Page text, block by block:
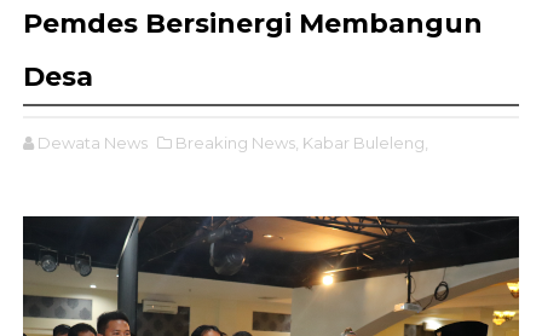
Pemdes Bersinergi Membangun
Desa
Dewata News Breaking News, Kabar Buleleng,